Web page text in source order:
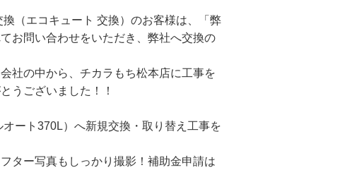
（エコキュート 交換）のお客様は、「弊
お問い合わせをいただき、弊社へ交換の
社の中から、チカラもち松本店に工事を
うございました！！
ート370L）へ新規交換・取り替え工事を
ター写真もしっかり撮影！補助金申請は